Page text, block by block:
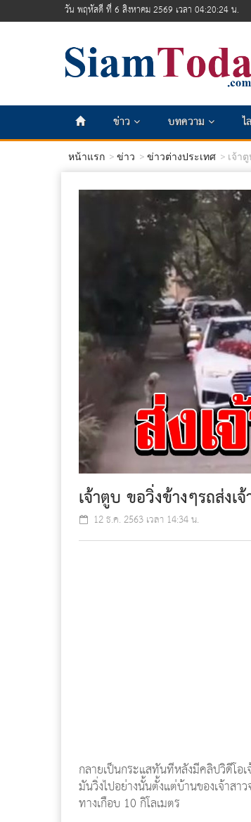
วัน พฤหัสดี ที่ 6 สิงหาคม 2569 เวลา 04:20:25 น.
ข่าว บทความ
หน้าแรก ข่าว ข่าวต่างประเทศ เจ้าตู
เจ้าตูบ ขอวิ่งข้างๆรถส่งเ
12 ธ.ค. 2563 เวลา 14:34 น.
กลายเป็นกระแสทันทีหลังมีคลิปวิดีโอ
มันวิ่งไปอย่างนั้นตั้งแต่บ้านของเจ้าส
ทางเกือบ 10 กิโลเมตร